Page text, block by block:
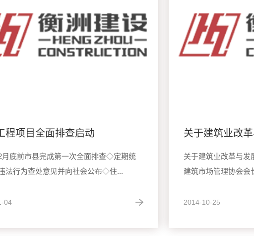
程项目全面排查启动
底前市县完成第一次全面排查◇定期统
法行为查处意见并向社会公布◇住...
04
关于建筑业改革与发
建筑市场管理协会会
2014-10-25